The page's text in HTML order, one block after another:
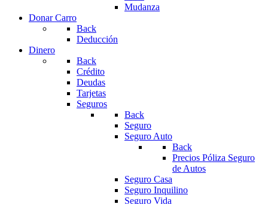
Mudanza
Donar Carro
Back
Deducción
Dinero
Back
Crédito
Deudas
Tarjetas
Seguros
Back
Seguro
Seguro Auto
Back
Precios Póliza Seguro
de Autos
Seguro Casa
Seguro Inquilino
Seguro Vida